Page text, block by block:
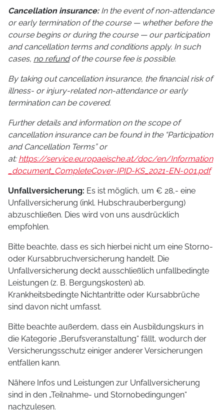
Cancellation insurance:In the event of non-attendance
or early termination of the course — whether before the
course begins or during the course — our participation
and cancellation terms and conditions apply. In such
cases, no refundof the course fee is possible.
By taking out cancellation insurance, the financial risk of
illness- or injury-related non-attendance or early
termination can be covered.
Further details and information on the scope of
cancellation insurance can be found in the “Participation
and Cancellation Terms” or
at: https://service.europaeische.at/doc/en/Information
_document_CompleteCover-IPID-KS_2021-EN-001.pdf
Unfallversicherung: Es ist möglich, um € 28,- eine
Unfallversicherung (inkl. Hubschrauberbergung)
abzuschließen. Dies wird von uns ausdrücklich
empfohlen.
Bitte beachte, dass es sich hierbei nicht um eine Storno-
oder Kursabbruchversicherung handelt. Die
Unfallversicherung deckt ausschließlich unfallbedingte
Leistungen (z. B. Bergungskosten) ab.
Krankheitsbedingte Nichtantritte oder Kursabbrüche
sind davon nicht umfasst.
Bitte beachte außerdem, dass ein Ausbildungskurs in
die Kategorie „Berufsveranstaltung“ fällt, wodurch der
Versicherungsschutz einiger anderer Versicherungen
entfallen kann.
Nähere Infos und Leistungen zur Unfallversicherung
sind in den „Teilnahme- und Stornobedingungen“
nachzulesen.